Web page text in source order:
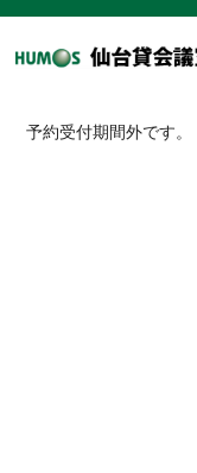
予約受付期間外です。